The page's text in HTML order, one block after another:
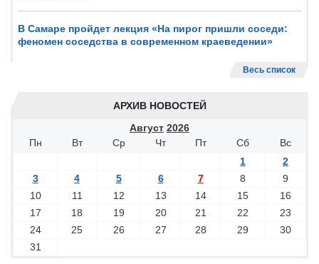
В Самаре пройдет лекция «На пирог пришли соседи:
феномен соседства в современном краеведении»
Весь список
АРХИВ НОВОСТЕЙ
Август 2026
Пн
Вт Ср Чт Пт Сб
Вс
1
2
3
4 5 6 7 8
9
10
11 12 13 14 15
16
17
18 19 20 21 22
23
24
25 26 27 28 29
30
31